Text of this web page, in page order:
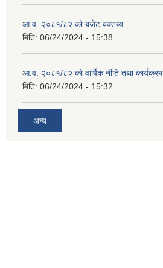
आ.व. २०८१/८२ को बजेट बक्तब्य
मिति: 06/24/2024 - 15:38
आ.व. २०८१/८२ को वार्षिक नीति तथा कार्यक्रम
मिति: 06/24/2024 - 15:32
अन्य